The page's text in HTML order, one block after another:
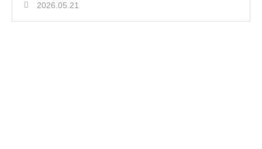
2026.05.21